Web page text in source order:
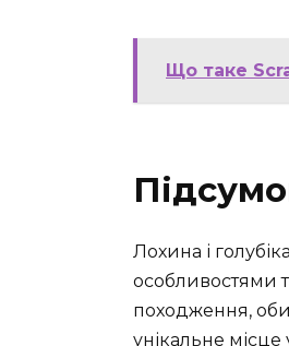
Що таке
Лохина і
особливостями
походження,
унікальне місце